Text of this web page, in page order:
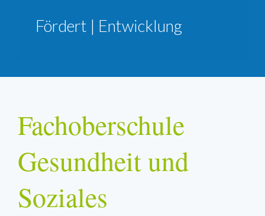
Fördert | Entwicklung
Fachoberschule
Gesundheit und
Soziales